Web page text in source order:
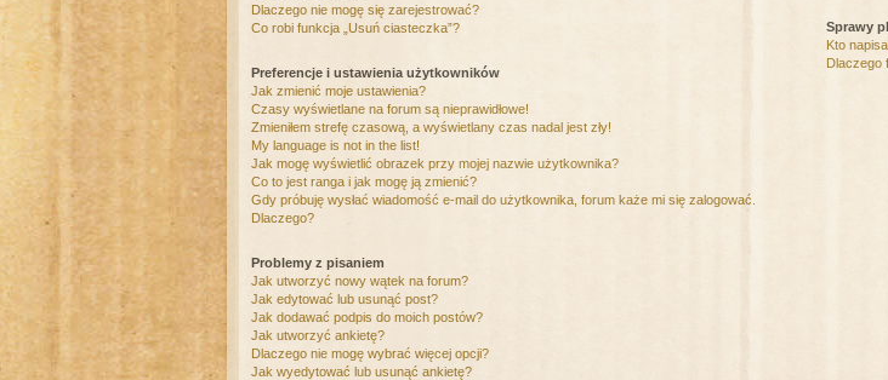
Dlaczego nie mogę się zarejestrować?
Co robi funkcja „Usuń ciasteczka”?
Preferencje i ustawienia użytkowników
Jak zmienić moje ustawienia?
Czasy wyświetlane na forum są nieprawidłowe!
Zmieniłem strefę czasową, a wyświetlany czas nadal jest zły!
My language is not in the list!
Jak mogę wyświetlić obrazek przy mojej nazwie użytkownika?
Co to jest ranga i jak mogę ją zmienić?
Gdy próbuję wysłać wiadomość e-mail do użytkownika, forum każe mi się zalogować.
Dlaczego?
Problemy z pisaniem
Jak utworzyć nowy wątek na forum?
Jak edytować lub usunąć post?
Jak dodawać podpis do moich postów?
Jak utworzyć ankietę?
Dlaczego nie mogę wybrać więcej opcji?
Jak wyedytować lub usunąć ankietę?
Sprawy
Kto
Dlaczego